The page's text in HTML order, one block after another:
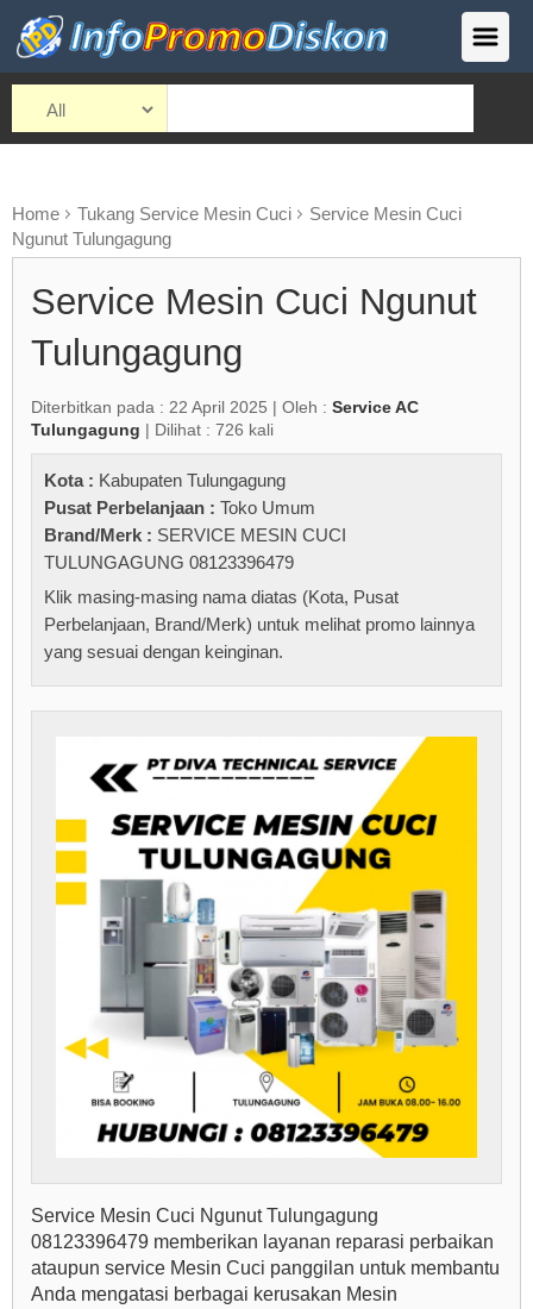
Home Tukang Service Mesin Cuci
Service Mesin Cuci
Ngunut Tulungagung
Service Mesin Cuci Ngunut
Tulungagung
Diterbitkan pada : 22 April 2025 | Oleh : Service AC
Tulungagung | Dilihat : 726 kali
Kota : Kabupaten Tulungagung
Pusat Perbelanjaan : Toko Umum
Brand/Merk : SERVICE MESIN CUCI
TULUNGAGUNG 08123396479
Klik masing-masing nama diatas (Kota, Pusat
Perbelanjaan, Brand/Merk) untuk melihat promo lainnya
yang sesuai dengan keinginan.
Service Mesin Cuci Ngunut Tulungagung
08123396479 memberikan layanan reparasi perbaikan
ataupun service Mesin Cuci panggilan untuk membantu
Anda mengatasi berbagai kerusakan Mesin